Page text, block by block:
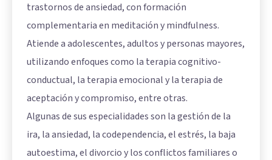
trastornos de ansiedad, con formación
complementaria en meditación y mindfulness.
Atiende a adolescentes, adultos y personas mayores,
utilizando enfoques como la terapia cognitivo-
conductual, la terapia emocional y la terapia de
aceptación y compromiso, entre otras.
Algunas de sus especialidades son la gestión de la
ira, la ansiedad, la codependencia, el estrés, la baja
autoestima, el divorcio y los conflictos familiares o